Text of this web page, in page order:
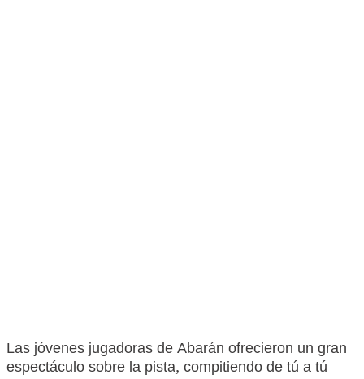
Las jóvenes jugadoras de Abarán ofrecieron un gran
espectáculo sobre la pista, compitiendo de tú a tú